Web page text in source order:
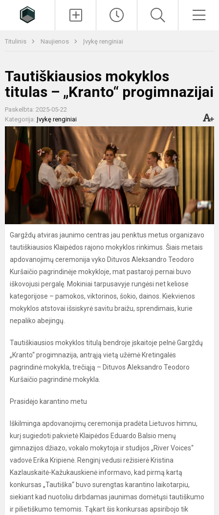
Titulinis Naujienos Įvykę renginiai
Tautiškiausios mokyklos
titulas – „Kranto“ progimnazijai
Paskelbta: 2025-05-22
Kategorija: Įvykę renginiai
Gargždų atviras jaunimo centras jau penktus metus organizavo
tautiškiausios Klaipėdos rajono mokyklos rinkimus. Šiais metais
apdovanojimų ceremonija vyko Dituvos Aleksandro Teodoro
Kuršaičio pagrindinėje mokykloje, mat pastaroji pernai buvo
iškovojusi pergalę. Mokiniai tarpusavyje rungėsi net keliose
kategorijose – pamokos, viktorinos, šokio, dainos. Kiekvienos
mokyklos atstovai išsiskyrė savitu braižu, sprendimais, kurie
nepaliko abejingų.
Tautiškiausios mokyklos titulą bendroje įskaitoje pelnė Gargždų
„Kranto“ progimnazija, antrąją vietą užėmė Kretingalės
pagrindinė mokykla, trečiąją – Dituvos Aleksandro Teodoro
Kuršaičio pagrindinė mokykla.
Prasidėjo karantino metu
Iškilminga apdovanojimų ceremonija pradėta Lietuvos himnu,
kurį sugiedoti pakvietė Klaipėdos Eduardo Balsio menų
gimnazijos džiazo, vokalo mokytoja ir studijos „River Voices“
vadovė Erika Kripienė. Renginį vedusi režisierė Kristina
Kazlauskaitė-Kažukauskienė informavo, kad pirmą kartą
konkursas „Tautiška“ buvo surengtas karantino laikotarpiu,
siekiant kad nuotoliu dirbdamas jaunimas domėtųsi tautiškumo
ir pilietiškumo temomis. Tąkart šis konkursas apsiribojo tik